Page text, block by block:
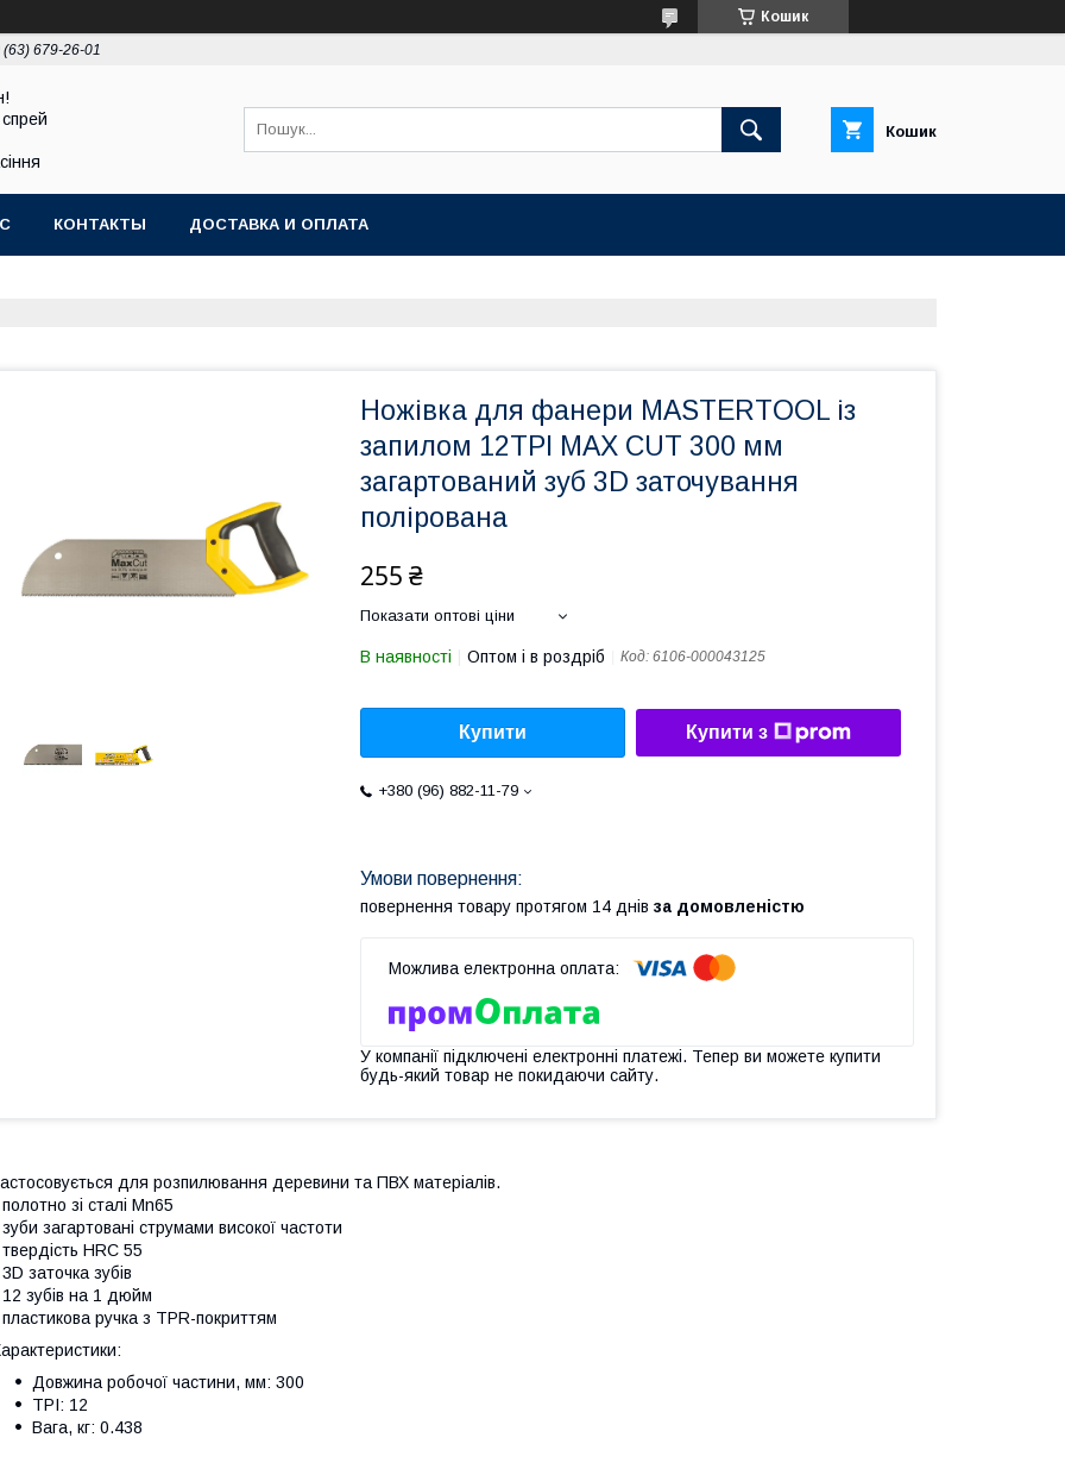
Кошик
(63) 679-26-01
Кошик
КОНТАКТЫ ДОСТАВКА И ОПЛАТА
Ножівка для фанери MASTERTOOL із
запилом 12TPI MAX CUT 300 мм
загартований зуб 3D заточування
полірована
255 ₴
Показати оптові ціни
В наявності Оптом і в роздріб Код: 6106-000043125
Купити Купити з
+380 (96) 882-11-79
повернення товару протягом 14 днів за домовленістю
У компанії підключені електронні платежі. Тепер ви можете купити
будь-який товар не покидаючи сайту.
для розпилювання деревини та ПВХ матеріалів.
полотно зі сталі Мn65
зуби загартовані струмами високої частоти
твердість HRC 55
3D заточка зубів
12 зубів на 1 дюйм
пластикова ручка з TPR-покриттям
Довжина робочої частини, мм: 300
TPI: 12
Вага, кг: 0.438